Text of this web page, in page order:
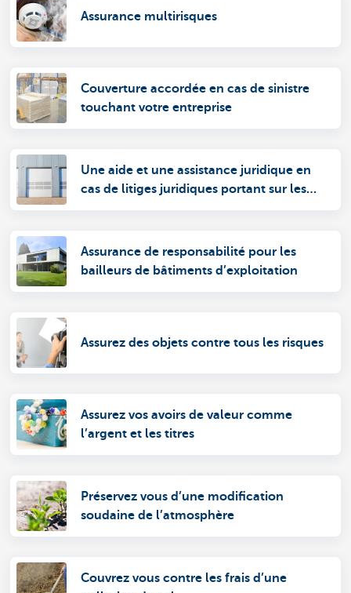
Assurance multirisques
Couverture accordée en cas de sinistre
touchant votre entreprise
Une aide et une assistance juridique en
cas de litiges juridiques portant sur les
Assurance de responsabilité pour les
bailleurs de bâtiments d’exploitation
Assurez des objets contre tous les risques
Assurez vos avoirs de valeur comme
l’argent et les titres
Préservez vous d’une modification
soudaine de l’atmosphère
Couvrez vous contre les frais d’une